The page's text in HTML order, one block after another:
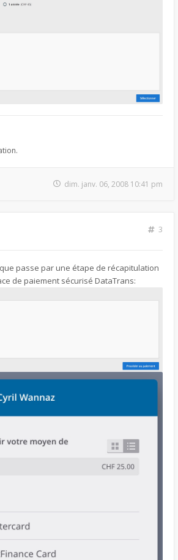
dim. janv. 06, 2008 10:41 pm
3
passe par une étape de récapitulation
de paiement sécurisé DataTrans: